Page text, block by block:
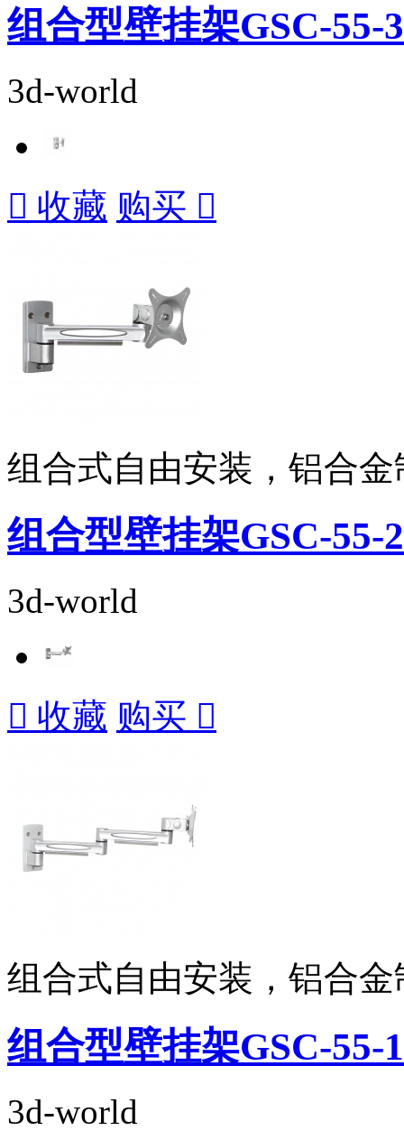
组合型壁挂架GSC-55-3
3d-world
 收藏 购买 
组合式自由安装，铝合
组合型壁挂架GSC-55-2
3d-world
 收藏 购买 
组合式自由安装，铝合
组合型壁挂架GSC-55-1
3d-world